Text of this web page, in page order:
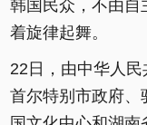
韩国民众，不由自
着旋律起舞。
22日，由中华人民
首尔特别市政府、